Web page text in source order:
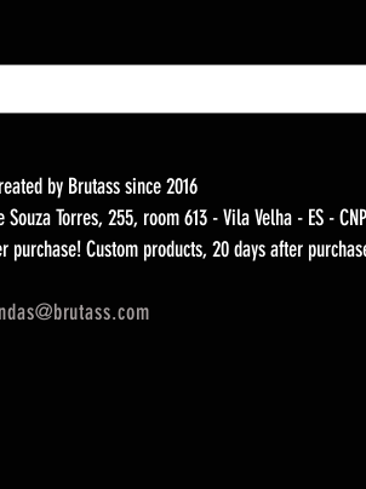
by Brutass since 2016
Torres, 255, room 613 - Vila Velha - ES -
purchase! Custom products, 20 days after